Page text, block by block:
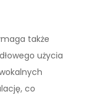
także
użycia
co